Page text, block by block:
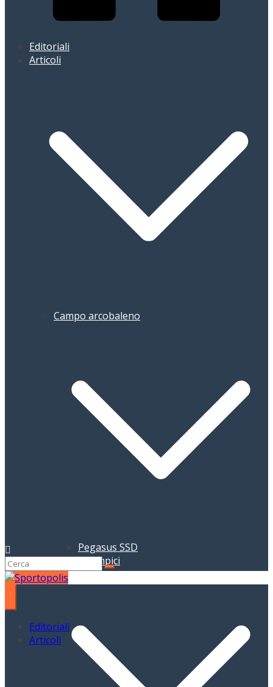
Editoriali
Articoli
Campo arcobaleno
Pegasus SSD
Giochi Olimpici
Editoriali
Articoli